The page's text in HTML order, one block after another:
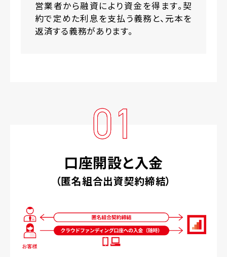
営業者から融資により資金を得ます。契
約で定めた利息を支払う義務と、元本を
返済する義務があります。
01
口座開設と入金
（匿名組合出資契約締結）